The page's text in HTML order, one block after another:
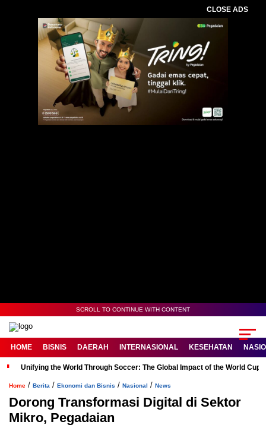
CLOSE ADS
SCROLL TO CONTINUE WITH CONTENT
HOME BISNIS DAERAH INTERNASIONAL KESEHATAN
Unifying the World Through Soccer: The Global Impact of the World Cup
Home / Berita / Ekonomi dan Bisnis / Nasional / News
Dorong Transformasi Digital di Sektor
Mikro, Pegadaian